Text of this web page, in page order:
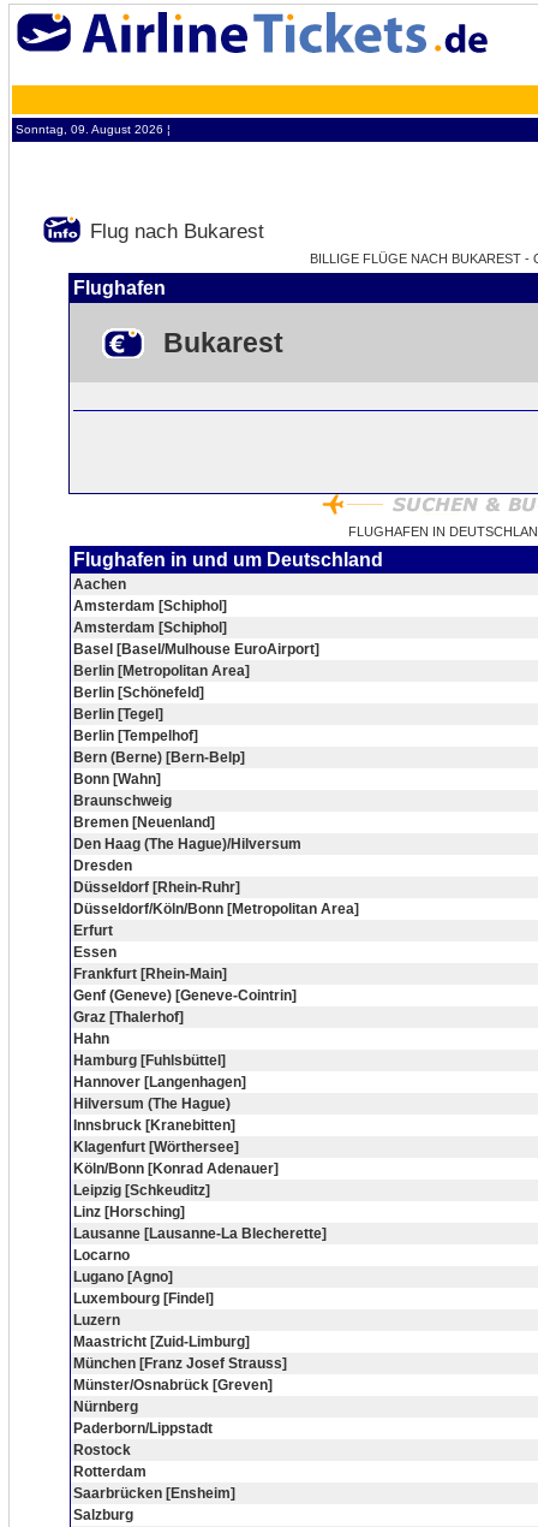
Sonntag, 09. August 2026 ¦
Flug nach Bukarest
BILLIGE FLÜGE NACH BUKAREST -
Flughafen
Bukarest
FLUGHAFEN IN
Flughafen in und um Deutschland
Aachen
Amsterdam [Schiphol]
Amsterdam [Schiphol]
Basel [Basel/Mulhouse EuroAirport]
Berlin [Metropolitan Area]
Berlin [Schönefeld]
Berlin [Tegel]
Berlin [Tempelhof]
Bern (Berne) [Bern-Belp]
Bonn [Wahn]
Braunschweig
Bremen [Neuenland]
Den Haag (The Hague)/Hilversum
Dresden
Düsseldorf [Rhein-Ruhr]
Düsseldorf/Köln/Bonn [Metropolitan Area]
Erfurt
Essen
Frankfurt [Rhein-Main]
Genf (Geneve) [Geneve-Cointrin]
Graz [Thalerhof]
Hahn
Hamburg [Fuhlsbüttel]
Hannover [Langenhagen]
Hilversum (The Hague)
Innsbruck [Kranebitten]
Klagenfurt [Wörthersee]
Köln/Bonn [Konrad Adenauer]
Leipzig [Schkeuditz]
Linz [Horsching]
Lausanne [Lausanne-La Blecherette]
Locarno
Lugano [Agno]
Luxembourg [Findel]
Luzern
Maastricht [Zuid-Limburg]
München [Franz Josef Strauss]
Münster/Osnabrück [Greven]
Nürnberg
Paderborn/Lippstadt
Rostock
Rotterdam
Saarbrücken [Ensheim]
Salzburg